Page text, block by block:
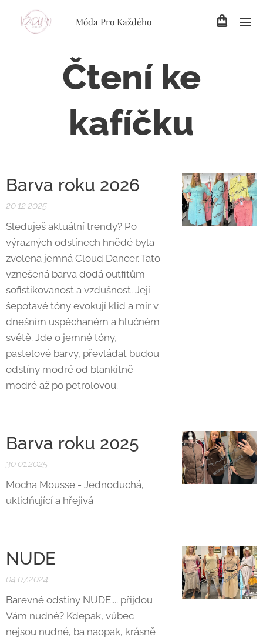
Móda Pro Každého
Čtení ke
kafíčku
Barva roku 2026
20.12.2025
Sleduješ aktuální trendy? Po
výrazných odstínech hnědé byla
zvolena jemná Cloud Dancer. Tato
vznešená barva dodá outfitům
sofistikovanost a vzdušnost. Její
šepotavé tóny evokují klid a mír v
dnešním uspěchaném a hlučném
světě. Jde o jemné tóny,
pastelové barvy, převládat budou
odstíny modré od blankitně
modré až po petrolovou.
Barva roku 2025
30.01.2025
Mocha Mousse - Jednoduchá,
uklidňující a hřejivá
NUDE
04.07.2024
Barevné odstíny NUDE.... přijdou
Vám nudné? Kdepak, vůbec
nejsou nudné, ba naopak, krásně